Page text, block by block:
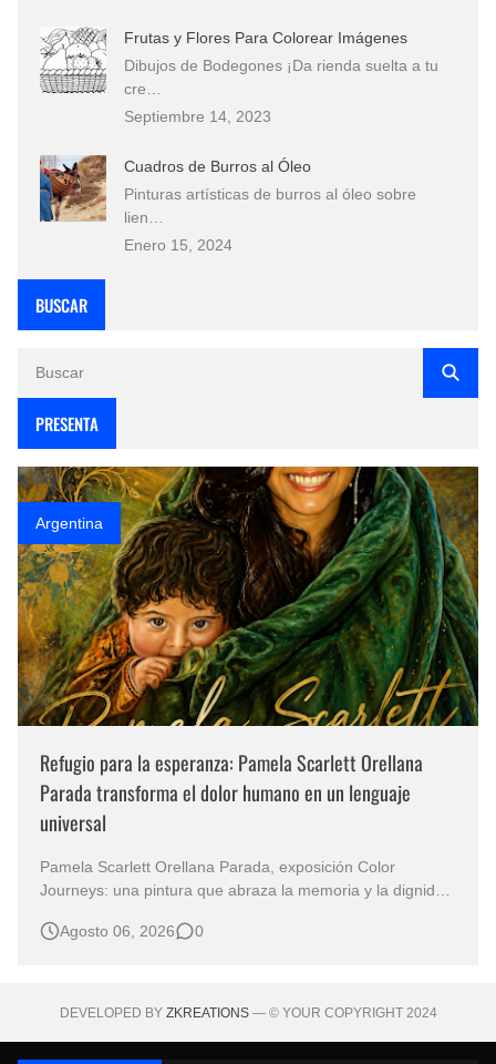
Frutas y Flores Para Colorear Imágenes
Dibujos de Bodegones ¡Da rienda suelta a tu
cre…
Septiembre 14, 2023
Cuadros de Burros al Óleo
Pinturas artísticas de burros al óleo sobre
lien…
Enero 15, 2024
BUSCAR
PRESENTA
Argentina
Refugio para la esperanza: Pamela Scarlett Orellana
Parada transforma el dolor humano en un lenguaje
universal
Pamela Scarlett Orellana Parada, exposición Color
Journeys: una pintura que abraza la memoria y la dignidad
obras no necesitan levantar la voz para permanecer en la
Agosto 06, 2026 0
DEVELOPED BY ZKREATIONS— © YOUR COPYRIGHT 2024